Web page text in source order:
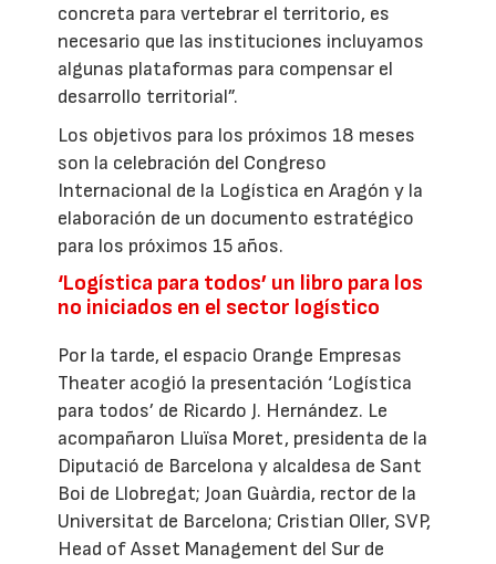
concreta para vertebrar el territorio, es
necesario que las instituciones incluyamos
algunas plataformas para compensar el
desarrollo territorial”.
Los objetivos para los próximos 18 meses
son la celebración del Congreso
Internacional de la Logística en Aragón y la
elaboración de un documento estratégico
para los próximos 15 años.
‘Logística para todos’ un libro para los
no iniciados en el sector logístico
Por la tarde, el espacio Orange Empresas
Theater acogió la presentación ‘Logística
para todos’ de Ricardo J. Hernández. Le
acompañaron Lluïsa Moret, presidenta de la
Diputació de Barcelona y alcaldesa de Sant
Boi de Llobregat; Joan Guàrdia, rector de la
Universitat de Barcelona; Cristian Oller, SVP,
Head of Asset Management del Sur de